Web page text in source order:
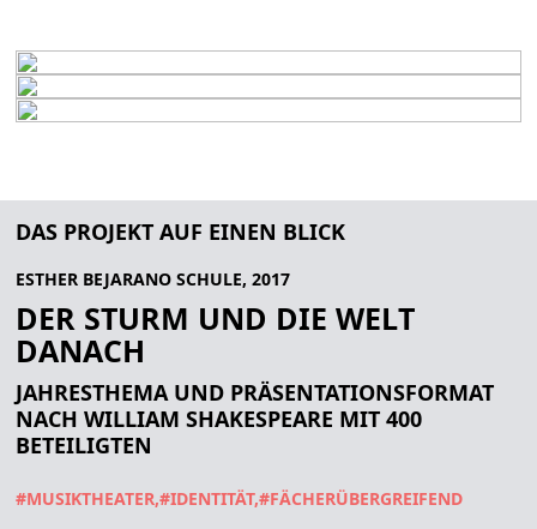
DAS PROJEKT AUF EINEN BLICK
ESTHER BEJARANO SCHULE, 2017
DER STURM UND DIE WELT
DANACH
JAHRESTHEMA UND PRÄSENTATIONSFORMAT
NACH WILLIAM SHAKESPEARE MIT 400
BETEILIGTEN
#MUSIKTHEATER #IDENTITÄT #FÄCHERÜBERGREIFEND